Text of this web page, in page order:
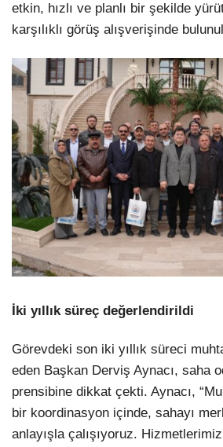
etkin, hızlı ve planlı bir şekilde
karşılıklı görüş alışverişinde
İki yıllık süreç değerlendirildi
Görevdeki son iki yıllık süreci
eden Başkan Derviş Aynacı, saha
prensibine dikkat çekti. Aynacı,
bir koordinasyon içinde, sahayı
anlayışla çalışıyoruz.